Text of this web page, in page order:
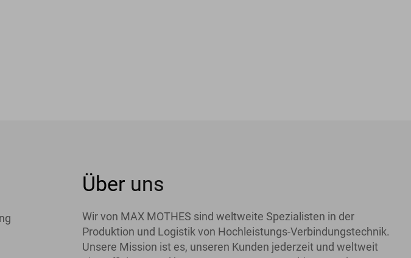
Über uns
Wir von MAX MOTHES sind weltweite Spezialisten in der
Produktion und Logistik von Hochleistungs-Verbindungstechnik.
Unsere Mission ist es, unseren Kunden jederzeit und weltweit